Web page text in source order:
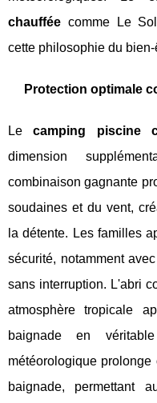
chauffée comme Le
cette philosophie du
Protection optimale
Lecamping piscine
dimension
combinaison gagnante
soudaines et du vent,
la détente. Les familles
sécurité, notamment
sans interruption. L'abri
atmosphère tropicale
baignade en
météorologique
baignade, permettant